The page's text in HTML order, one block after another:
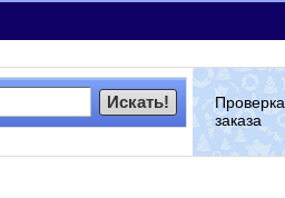
Искать!
Проверка
заказа